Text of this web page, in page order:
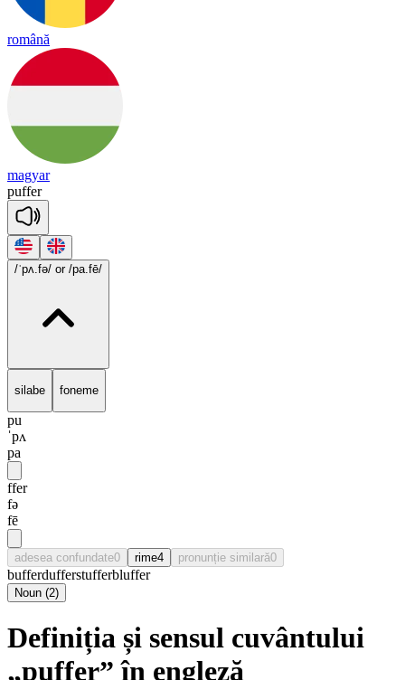
română
magyar
puffer
/ˈpʌ.fə/ or /pa.fē/
silabe foneme
pu
ˈpʌ
pa
ffer
fə
fē
adesea confundate0 rime4 pronunție similară0
bufferdufferstufferbluffer
Noun (2)
Definiția și sensul cuvântului
„puffer” în engleză